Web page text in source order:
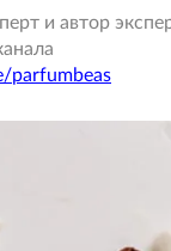
и автор
parfumbeas